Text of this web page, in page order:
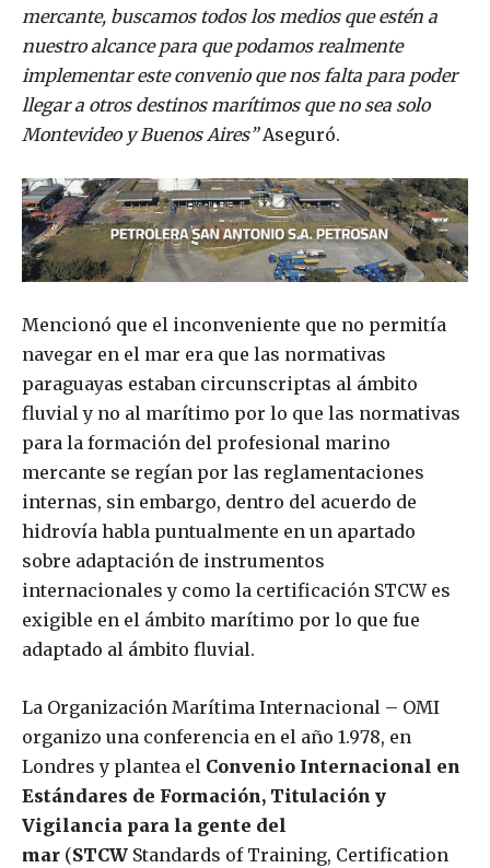
mercante, buscamos todos los medios que estén a
nuestro alcance para que podamos realmente
implementar este convenio que nos falta para poder
llegar a otros destinos marítimos que no sea solo
Montevideo y Buenos Aires”Aseguró.
Mencionó que el inconveniente que no permitía
navegar en el mar era que las normativas
paraguayas estaban circunscriptas al ámbito
fluvial y no al marítimo por lo que las normativas
para la formación del profesional marino
mercante se regían por las reglamentaciones
internas, sin embargo, dentro del acuerdo de
hidrovía habla puntualmente en un apartado
sobre adaptación de instrumentos
internacionales y como la certificación STCW es
exigible en el ámbito marítimo por lo que fue
adaptado al ámbito fluvial.
La Organización Marítima Internacional – OMI
organizo una conferencia en el año 1.978, en
Londres y plantea el Convenio Internacional en
Estándares de Formación, Titulación y
Vigilancia para la gente del
mar (STCW Standards of Training, Certification